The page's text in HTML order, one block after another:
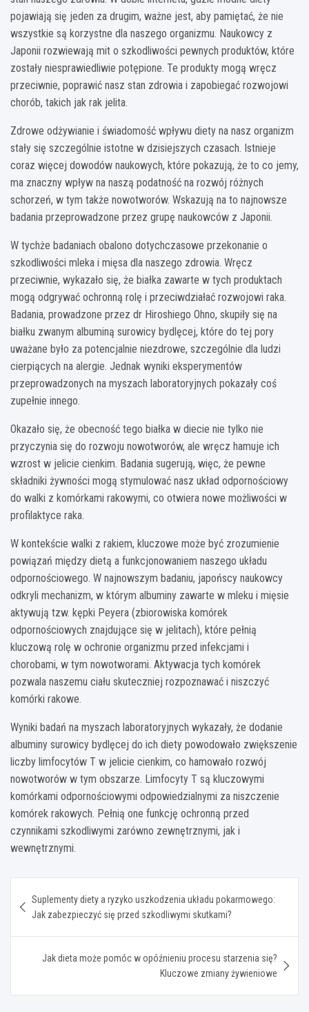
pojawiają się jeden za drugim, ważne jest, aby pamiętać, że nie
wszystkie są korzystne dla naszego organizmu. Naukowcy z
Japonii rozwiewają mit o szkodliwości pewnych produktów, które
zostały niesprawiedliwie potępione. Te produkty mogą wręcz
przeciwnie, poprawić nasz stan zdrowia i zapobiegać rozwojowi
chorób, takich jak rak jelita.
Zdrowe odżywianie i świadomość wpływu diety na nasz organizm
stały się szczególnie istotne w dzisiejszych czasach. Istnieje
coraz więcej dowodów naukowych, które pokazują, że to co jemy,
ma znaczny wpływ na naszą podatność na rozwój różnych
schorzeń, w tym także nowotworów. Wskazują na to najnowsze
badania przeprowadzone przez grupę naukowców z Japonii.
W tychże badaniach obalono dotychczasowe przekonanie o
szkodliwości mleka i mięsa dla naszego zdrowia. Wręcz
przeciwnie, wykazało się, że białka zawarte w tych produktach
mogą odgrywać ochronną rolę i przeciwdziałać rozwojowi raka.
Badania, prowadzone przez dr Hiroshiego Ohno, skupiły się na
białku zwanym albuminą surowicy bydlęcej, które do tej pory
uważane było za potencjalnie niezdrowe, szczególnie dla ludzi
cierpiących na alergie. Jednak wyniki eksperymentów
przeprowadzonych na myszach laboratoryjnych pokazały coś
zupełnie innego.
Okazało się, że obecność tego białka w diecie nie tylko nie
przyczynia się do rozwoju nowotworów, ale wręcz hamuje ich
wzrost w jelicie cienkim. Badania sugerują, więc, że pewne
składniki żywności mogą stymulować nasz układ odpornościowy
do walki z komórkami rakowymi, co otwiera nowe możliwości w
profilaktyce raka.
W kontekście walki z rakiem, kluczowe może być zrozumienie
powiązań między dietą a funkcjonowaniem naszego układu
odpornościowego. W najnowszym badaniu, japońscy naukowcy
odkryli mechanizm, w którym albuminy zawarte w mleku i mięsie
aktywują tzw. kępki Peyera (zbiorowiska komórek
odpornościowych znajdujące się w jelitach), które pełnią
kluczową rolę w ochronie organizmu przed infekcjami i
chorobami, w tym nowotworami. Aktywacja tych komórek
pozwala naszemu ciału skuteczniej rozpoznawać i niszczyć
komórki rakowe.
Wyniki badań na myszach laboratoryjnych wykazały, że dodanie
albuminy surowicy bydlęcej do ich diety powodowało zwiększenie
liczby limfocytów T w jelicie cienkim, co hamowało rozwój
nowotworów w tym obszarze. Limfocyty T są kluczowymi
komórkami odpornościowymi odpowiedzialnymi za niszczenie
komórek rakowych. Pełnią one funkcję ochronną przed
czynnikami szkodliwymi zarówno zewnętrznymi, jak i
wewnętrznymi.
wpisu
Suplementy diety a ryzyko uszkodzenia układu pokarmowego:
Jak zabezpieczyć się przed szkodliwymi skutkami?
Jak dieta może pomóc w opóźnieniu procesu starzenia się?
Kluczowe zmiany żywieniowe